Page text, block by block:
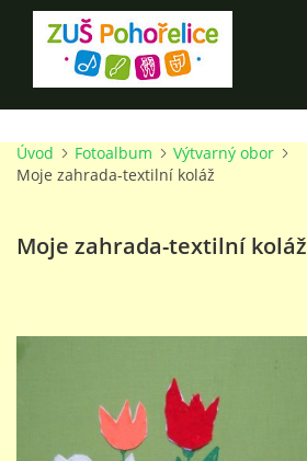
ÚVOD
PRO RODIČE
Úvod Fotoalbum
Výtvarný obor
Moje zahrada-textilní koláž
Moje zahrada-textilní koláž